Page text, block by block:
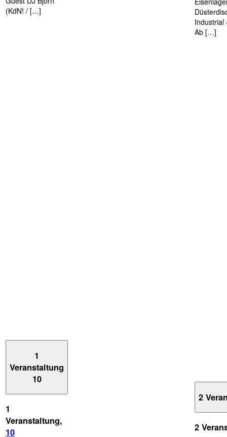
(KdN! / […]
Industrial
Ab […]
1
Veranstaltung
10
1
Veranstaltung,
10
2
2